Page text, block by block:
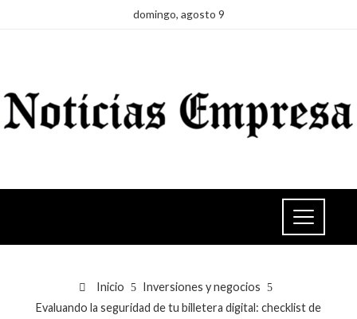
domingo, agosto 9
Inicio
Inversiones y negocios
Evaluando la seguridad de tu billetera digital: checklist de